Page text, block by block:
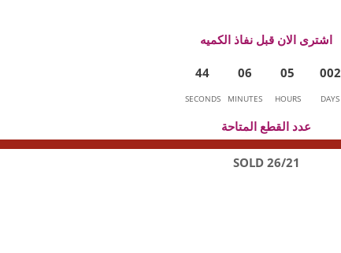
اشترى الان قبل نفاذ الكميه
2
0
0
DAYS
5
0
HOURS
6
0
MINUTES
4
4
SECONDS
عدد القطع المتاحة
26/21 SOLD